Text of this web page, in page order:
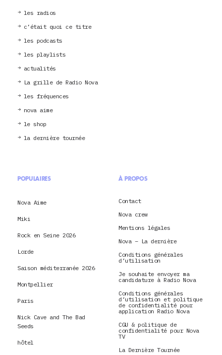
les radios
c’était quoi ce titre
les podcasts
les playlists
actualités
La grille de Radio Nova
les fréquences
nova aime
le shop
la dernière tournée
POPULAIRES
Nova Aime
Miki
Rock en Seine 2026
Lorde
Saison méditerranée 2026
Montpellier
Paris
Nick Cave and The Bad
Seeds
hôtel
À PROPOS
Contact
Nova crew
Mentions légales
Nova – La dernière
Conditions générales
d’utilisation
Je souhaite envoyer ma
candidature à Radio Nova
Conditions générales
d’utilisation et politique
de confidentialité pour
application Radio Nova
CGU & politique de
confidentialité pour Nova
TV
La Dernière Tournée